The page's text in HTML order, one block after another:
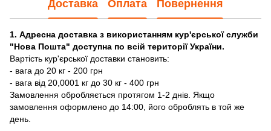
Доставка Оплата Повернення
1. Адресна доставка з використанням кур'єрської служби
"Нова Пошта" доступна по всій території України.
Вартість кур'єрської доставки становить:
- вага до 20 кг - 200 грн
- вага від 20,0001 кг до 30 кг - 400 грн
Замовлення обробляється протягом 1-2 днів. Якщо
замовлення оформлено до 14:00, його оброблять в той же
день.